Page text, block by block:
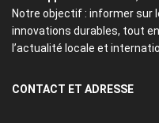
Notre objectif : informer sur
innovations durables, tout
l’actualité locale et
CONTACT ET ADRESSE